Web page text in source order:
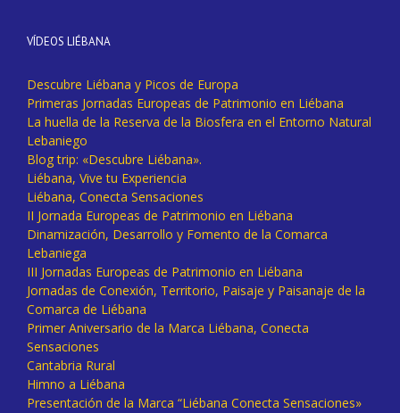
VÍDEOS LIÉBANA
Descubre Liébana y Picos de Europa
Primeras Jornadas Europeas de Patrimonio en Liébana
La huella de la Reserva de la Biosfera en el Entorno Natural
Lebaniego
Blog trip: «Descubre Liébana».
Liébana, Vive tu Experiencia
Liébana, Conecta Sensaciones
II Jornada Europeas de Patrimonio en Liébana
Dinamización, Desarrollo y Fomento de la Comarca
Lebaniega
III Jornadas Europeas de Patrimonio en Liébana
Jornadas de Conexión, Territorio, Paisaje y Paisanaje de la
Comarca de Liébana
Primer Aniversario de la Marca Liébana, Conecta
Sensaciones
Cantabria Rural
Himno a Liébana
Presentación de la Marca “Liébana Conecta Sensaciones»